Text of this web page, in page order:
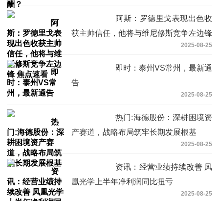
阿斯：罗德里戈表现出色收
获主帅信任，他将与维尼修斯竞争左边锋
2025-08-25
即时：泰州VS常州，最新通
告
2025-08-25
热门:海德股份：深耕困境资
产赛道，战略布局筑牢长期发展根基
2025-08-25
资讯：经营业绩持续改善 凤
凰光学上半年净利润同比扭亏
2025-08-25